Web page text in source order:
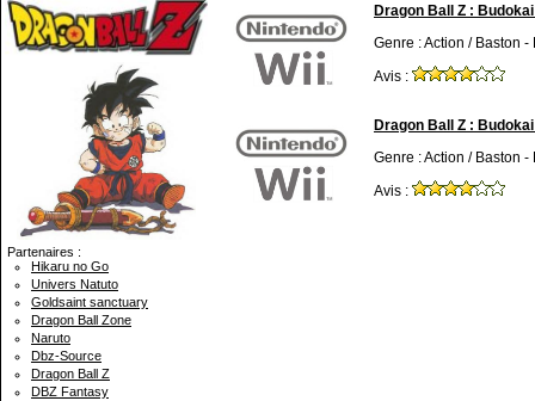
Partenaires :
Hikaru no Go
Univers Natuto
Goldsaint sanctuary
Dragon Ball Zone
Naruto
Dbz-Source
Dragon Ball Z
DBZ Fantasy
Dragon Ball Z :
Genre : Action / Baston
Avis :
Dragon Ball Z :
Genre : Action / Baston
Avis :